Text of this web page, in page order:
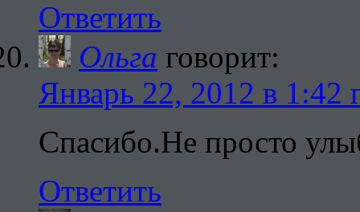
Ответить
Ольга говорит:
Январь 22, 2012 в 1:42
Спасибо.Не просто
Ответить